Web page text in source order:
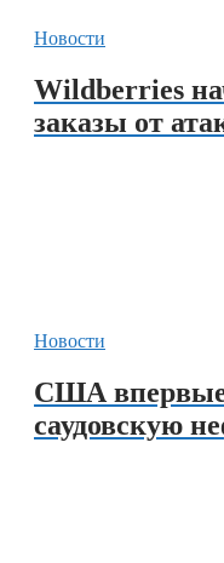
Новости
Wildberries
заказы от
Новости
США впервые
саудовскую